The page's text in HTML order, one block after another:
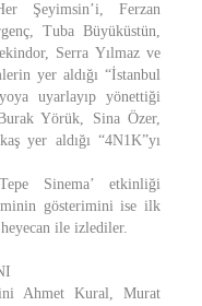
Şeyimsin’i, Ferzan
Tuba Büyüküstün,
Serra Yılmaz ve
yer aldığı “İstanbul
uyarlayıp yönettiği
Yörük, Sina Özer,
yer aldığı “4N1K”yı
Sinema’ etkinliği
gösterimini ise ilk
ile izlediler.
Ahmet Kural, Murat